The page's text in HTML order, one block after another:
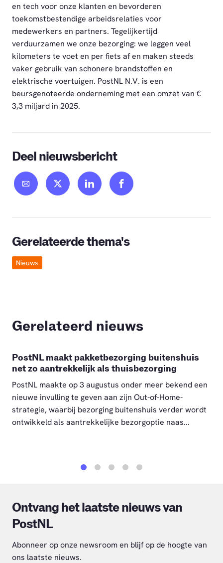
en tech voor onze klanten en bevorderen
toekomstbestendige arbeidsrelaties voor
medewerkers en partners. Tegelijkertijd
verduurzamen we onze bezorging: we leggen veel
kilometers te voet en per fiets af en maken steeds
vaker gebruik van schonere brandstoffen en
elektrische voertuigen. PostNL N.V. is een
beursgenoteerde onderneming met een omzet van €
3,3 miljard in 2025.
Deel nieuwsbericht
Gerelateerde thema's
Nieuws
Gerelateerd nieuws
PostNL maakt pakketbezorging buitenshuis
net zo aantrekkelijk als thuisbezorging
PostNL maakte op 3 augustus onder meer bekend een
nieuwe invulling te geven aan zijn Out-of-Home-
strategie, waarbij bezorging buitenshuis verder wordt
ontwikkeld als aantrekkelijke bezorgoptie naas...
Ontvang het laatste nieuws van
PostNL
Abonneer op onze newsroom en blijf op de hoogte van
ons laatste nieuws.